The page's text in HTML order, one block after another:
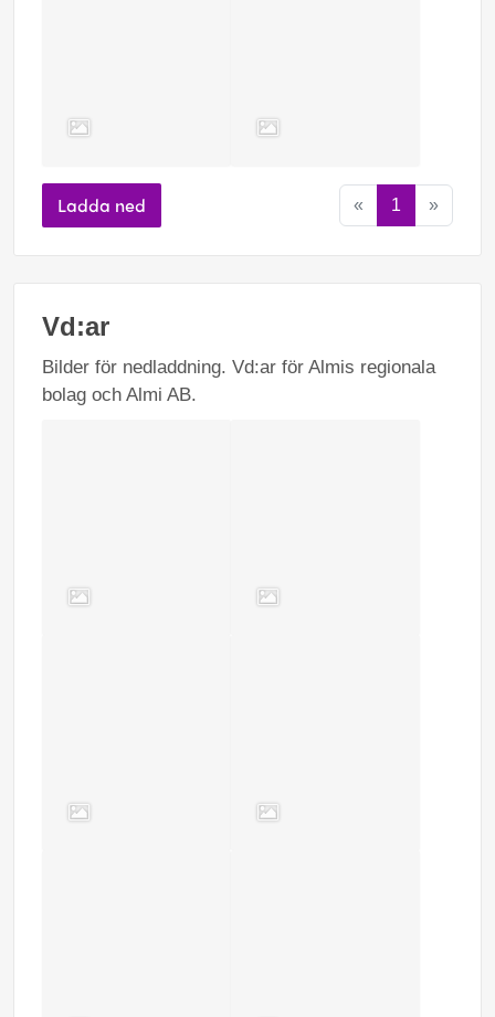
Ladda ned « 1 »
Vd:ar
Bilder för nedladdning. Vd:ar för Almis regionala
bolag och Almi AB.